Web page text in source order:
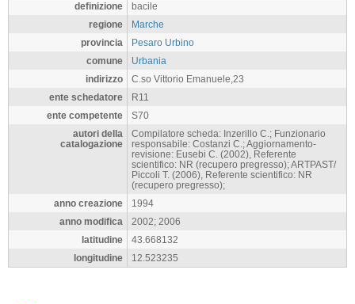
definizione
bacile
regione
Marche
provincia
Pesaro Urbino
comune
Urbania
indirizzo
C.so Vittorio Emanuele,23
ente schedatore
R11
ente competente
S70
autori della
catalogazione
Compilatore scheda: Inzerillo C.; Funzionario
responsabile: Costanzi C.; Aggiornamento-
revisione: Eusebi C. (2002), Referente
scientifico: NR (recupero pregresso); ARTPAST/
Piccoli T. (2006), Referente scientifico: NR
(recupero pregresso);
anno creazione
1994
anno modifica
2002; 2006
latitudine
43.668132
longitudine
12.523235